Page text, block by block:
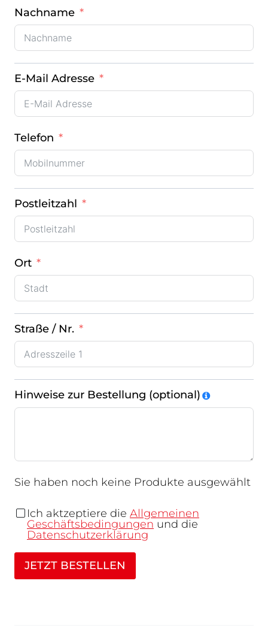
Nachname
E-Mail Adresse
Telefon
Postleitzahl
Ort
Straße / Nr.
Hinweise zur Bestellung (optional)
Sie haben noch keine Produkte ausgewählt
Ich aktzeptiere die Allgemeinen
Geschäftsbedingungen und die
Datenschutzerklärung
JETZT BESTELLEN